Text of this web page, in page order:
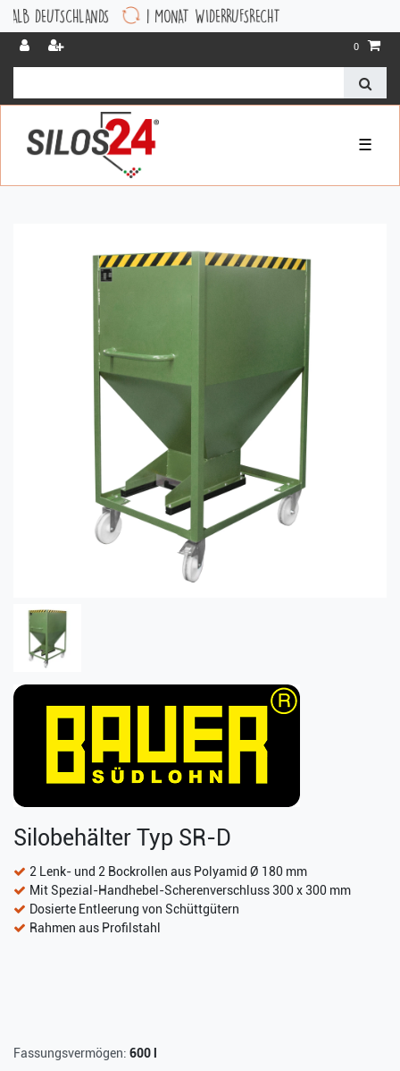
1 MONAT WIDERRUFSRECHT
0
☰
Silobehälter Typ SR-D
2 Lenk- und 2 Bockrollen aus Polyamid Ø 180 mm
Mit Spezial-Handhebel-Scherenverschluss 300 x 300 mm
Dosierte Entleerung von Schüttgütern
Rahmen aus Profilstahl
Fassungsvermögen: 600 l